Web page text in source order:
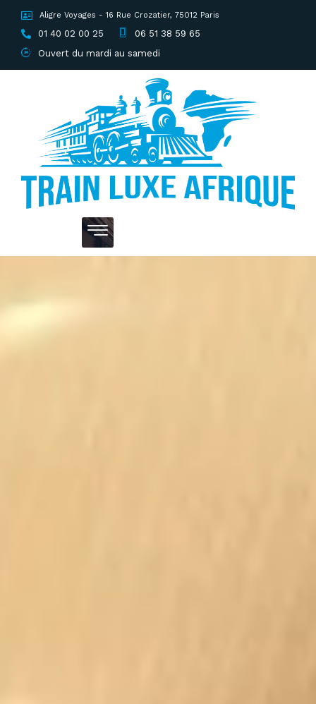
Aligre Voyages - 16 Rue Crozatier, 75012 Paris
01 40 02 00 25
06 51 38 59 65
Ouvert du mardi au samedi